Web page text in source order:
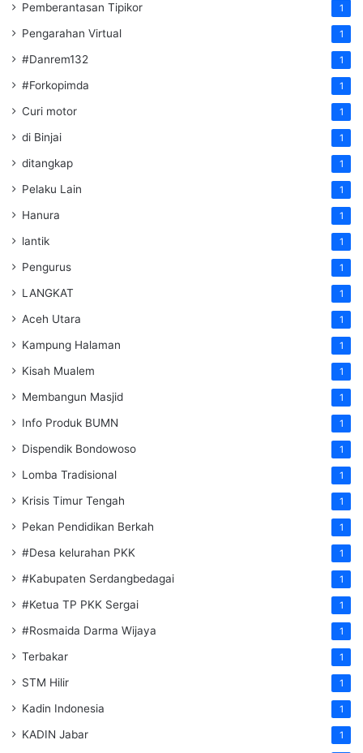
Pemberantasan Tipikor 1
Pengarahan Virtual 1
#Danrem132 1
#Forkopimda 1
Curi motor 1
di Binjai 1
ditangkap 1
Pelaku Lain 1
Hanura 1
lantik 1
Pengurus 1
LANGKAT 1
Aceh Utara 1
Kampung Halaman 1
Kisah Mualem 1
Membangun Masjid 1
Info Produk BUMN 1
Dispendik Bondowoso 1
Lomba Tradisional 1
Krisis Timur Tengah 1
Pekan Pendidikan Berkah 1
#Desa kelurahan PKK 1
#Kabupaten Serdangbedagai 1
#Ketua TP PKK Sergai 1
#Rosmaida Darma Wijaya 1
Terbakar 1
STM Hilir 1
Kadin Indonesia 1
KADIN Jabar 1